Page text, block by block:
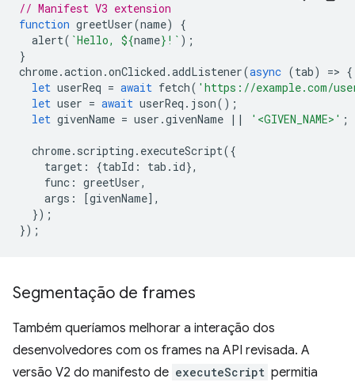
// Manifest V3 extension
function greetUser(name)
{
alert( `Hello, ${name} !` );
}
chrome.action .onClicked .addListener(async (tab) => {
let userReq = await fetch( 'https://example.com/
let user = await userReq . json();
let givenName = user .givenName || '<GIVEN_NAME>' ;
chrome. scripting . executeScript({
target : {tabId : tab . id},
func : greetUser,
args : [givenName],
});
});
Segmentação de frames
Também queríamos melhorar a interação dos
desenvolvedores com os frames na API revisada. A
versão V2 do manifesto de executeScript permitia